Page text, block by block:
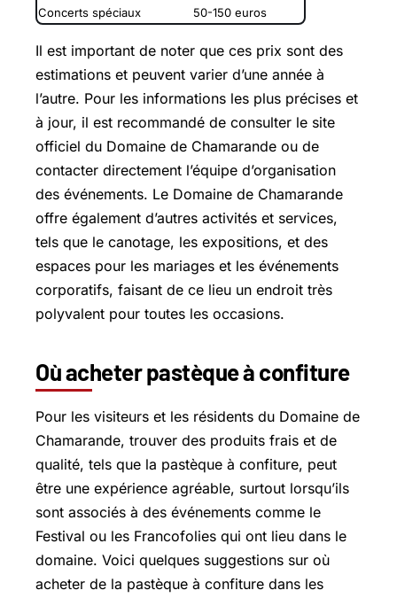
Concerts spéciaux
50-150 euros
Il est important de noter que ces prix sont des
estimations et peuvent varier d’une année à
l’autre. Pour les informations les plus précises et
à jour, il est recommandé de consulter le site
officiel du Domaine de Chamarande ou de
contacter directement l’équipe d’organisation
des événements. Le Domaine de Chamarande
offre également d’autres activités et services,
tels que le canotage, les expositions, et des
espaces pour les mariages et les événements
corporatifs, faisant de ce lieu un endroit très
polyvalent pour toutes les occasions.
Où acheter pastèque à confiture
Pour les visiteurs et les résidents du Domaine de
Chamarande, trouver des produits frais et de
qualité, tels que la pastèque à confiture, peut
être une expérience agréable, surtout lorsqu’ils
sont associés à des événements comme le
Festival ou les Francofolies qui ont lieu dans le
domaine. Voici quelques suggestions sur où
acheter de la pastèque à confiture dans les